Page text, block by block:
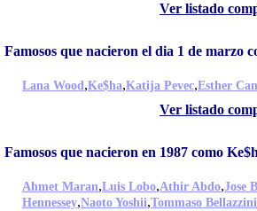
Ver listado
Famosos que nacieron el dia 1 de marzo
Lana Wood,Ke$ha,Katija Pevec,Esther
Ver listado
Famosos que nacieron en 1987 como
Ahmet Maran,Luis Lobo,Athir Abdo,Jose
Hennessey,Naoto Yoshii,Tommaso Bellazzini